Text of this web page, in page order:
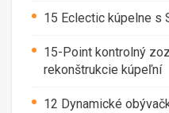
15 Eclectic kúpelne s
15-Point kontrolný
rekonštrukcie kúpeľní
12 Dynamické